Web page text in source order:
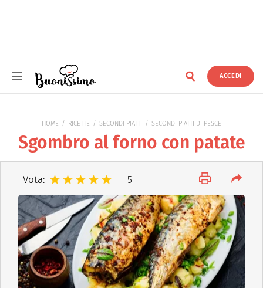
ACCEDI
HOME RICETTE SECONDI PIATTI SECONDI PIATTI DI PESCE
Sgombro al forno con patate
Vota: 5